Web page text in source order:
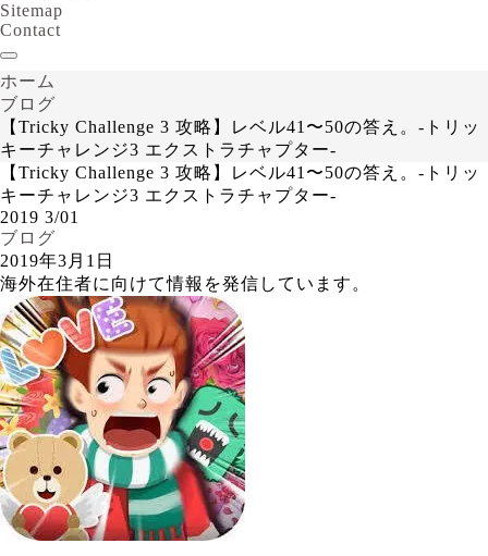
Sitemap
Contact
ホーム
ブログ
【Tricky Challenge 3 攻略】レベル41〜50の答え。-トリッ
キーチャレンジ3 エクストラチャプター-
【Tricky Challenge 3 攻略】レベル41〜50の答え。-トリッ
キーチャレンジ3 エクストラチャプター-
2019 3/01
ブログ
2019年3月1日
海外在住者に向けて情報を発信しています。